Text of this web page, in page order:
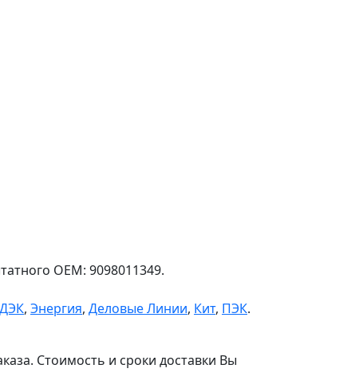
OEM: 9098011349.
, Энергия, Деловые Линии, Кит, ПЭК.
Стоимость и сроки доставки Вы